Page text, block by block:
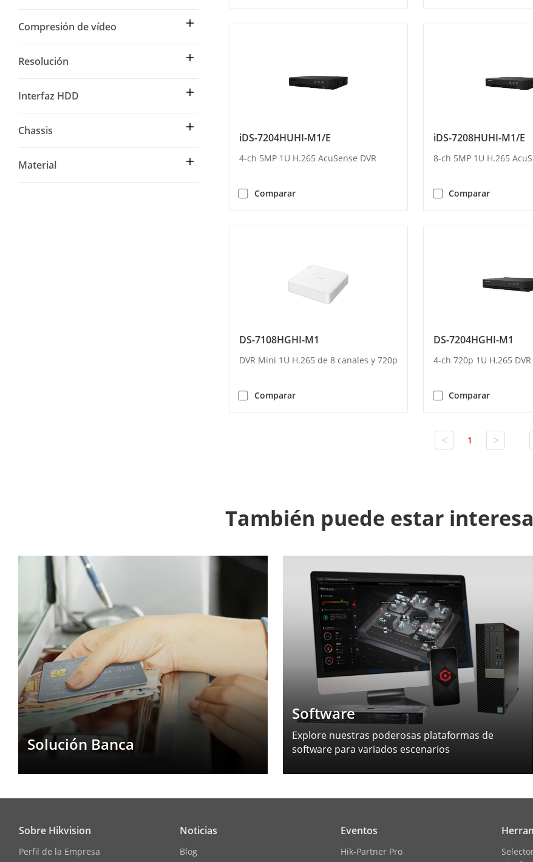
Compresión de vídeo
Resolución
Interfaz HDD
Chassis
Material
iDS-7204HUHI-M1/E
4-ch 5MP 1U H.265 AcuSense DVR
Comparar
iDS-7208HUHI-M1/E
8-ch 5MP 1U H.265
Comparar
DS-7108HGHI-M1
DVR Mini 1U H.265 de 8 canales y 720p
Comparar
DS-7204HGHI-M1
4-ch 720p 1U H.265 DVR
Comparar
< 1 >
También puede estar
Solución Banca
Software
Explore nuestras poderosas plataformas de
software para variados escenarios
Sobre Hikvision
Perfil de la Empresa
Noticias
Blog
Eventos
Hik-Partner Pro